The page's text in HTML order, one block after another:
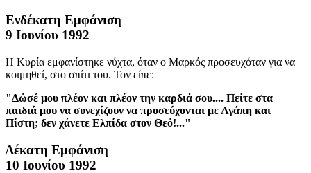
Ενδέκατη Εμφάνιση
9 Ιουνίου 1992
Η Κυρία εμφανίστηκε νύχτα, όταν ο Μαρκός προσευχόταν για να
κοιμηθεί, στο σπίτι του. Τον είπε:
"Δώσέ μου πλέον και πλέον την καρδιά σου.... Πείτε στα
παιδιά μου να συνεχίζουν να προσεύχονται με Αγάπη και
Πίστη; δεν χάνετε Ελπίδα στον Θεό!..."
Δέκατη Εμφάνιση
10 Ιουνίου 1992